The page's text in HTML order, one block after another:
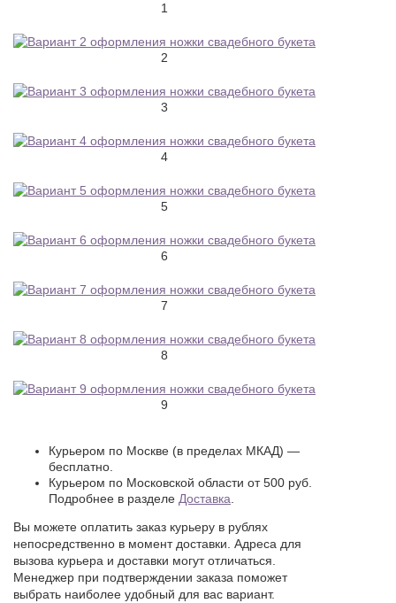
1
2
3
4
5
6
7
8
9
Курьером по Москве (в пределах МКАД) —
бесплатно.
Курьером по Московской области от 500 руб.
Подробнее в разделе Доставка.
Вы можете оплатить заказ курьеру в рублях
непосредственно в момент доставки. Адреса для
вызова курьера и доставки могут отличаться.
Менеджер при подтверждении заказа поможет
выбрать наиболее удобный для вас вариант.